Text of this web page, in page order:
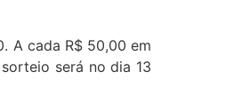
A cada R$ 50,00 em
será no dia 13